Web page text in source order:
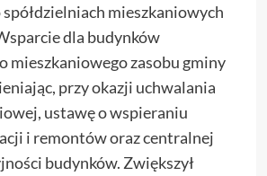
mieszkaniowych
dla budynków
mieszkaniowego zasobu gminy
przy okazji uchwalania
ustawę o wspieraniu
i remontów oraz centralnej
budynków. Zwiększył